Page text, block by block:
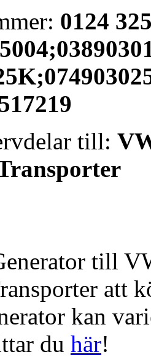
0124
till:
till
att
kan
du här!